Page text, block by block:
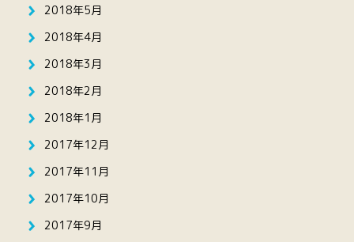
2018年5月
2018年4月
2018年3月
2018年2月
2018年1月
2017年12月
2017年11月
2017年10月
2017年9月